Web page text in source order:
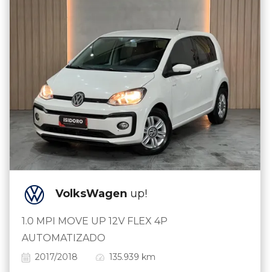
VolksWagen up!
1.0 MPI MOVE UP 12V FLEX 4P
AUTOMATIZADO
2017/2018 135.939 km